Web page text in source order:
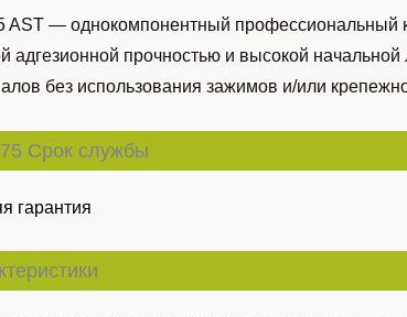
AST — однокомпонентный профессиональный
адгезионной прочностью и высокой
без использования зажимов и/или
Срок службы
гарантия